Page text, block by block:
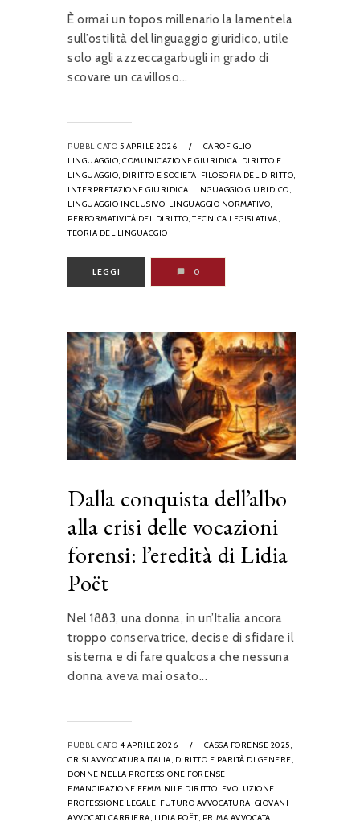
È ormai un topos millenario la lamentela
sull’ostilità del linguaggio giuridico, utile
solo agli azzeccagarbugli in grado di
scovare un cavilloso...
PUBBLICATO 5 APRILE 2026 /
CAROFIGLIO
LINGUAGGIO, COMUNICAZIONE GIURIDICA, DIRITTO E
LINGUAGGIO, DIRITTO E SOCIETÀ, FILOSOFIA DEL DIRITTO,
INTERPRETAZIONE GIURIDICA, LINGUAGGIO GIURIDICO,
LINGUAGGIO INCLUSIVO, LINGUAGGIO NORMATIVO,
PERFORMATIVITÀ DEL DIRITTO, TECNICA LEGISLATIVA,
TEORIA DEL LINGUAGGIO
LEGGI 0
Dalla conquista dell’albo
alla crisi delle vocazioni
forensi: l’eredità di Lidia
Poët
Nel 1883, una donna, in un’Italia ancora
troppo conservatrice, decise di sfidare il
sistema e di fare qualcosa che nessuna
donna aveva mai osato...
PUBBLICATO 4 APRILE 2026 /
CASSA FORENSE 2025,
CRISI AVVOCATURA ITALIA, DIRITTO E PARITÀ DI GENERE,
DONNE NELLA PROFESSIONE FORENSE,
EMANCIPAZIONE FEMMINILE DIRITTO, EVOLUZIONE
PROFESSIONE LEGALE, FUTURO AVVOCATURA, GIOVANI
AVVOCATI CARRIERA, LIDIA POËT, PRIMA AVVOCATA